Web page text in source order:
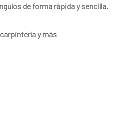
de forma rápida y sencilla.
y más